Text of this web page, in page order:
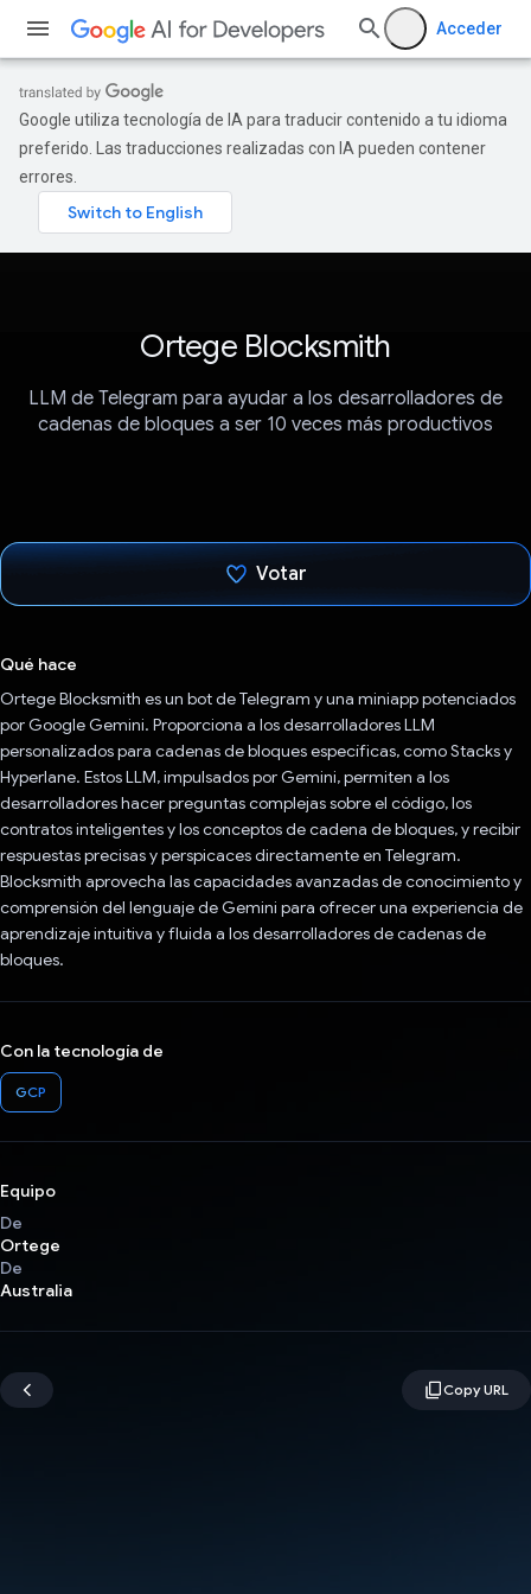
Acceder
Google utiliza tecnología de IA para traducir contenido a tu idioma
preferido. Las traducciones realizadas con IA pueden contener
errores.
Ortege Blocksmith
LLM de Telegram para ayudar a los desarrolladores de
cadenas de bloques a ser 10 veces más productivos
Votar
Qué hace
Ortege Blocksmith es un bot de Telegram y una miniapp potenciados
por Google Gemini. Proporciona a los desarrolladores LLM
personalizados para cadenas de bloques específicas, como Stacks y
Hyperlane. Estos LLM, impulsados por Gemini, permiten a los
desarrolladores hacer preguntas complejas sobre el código, los
contratos inteligentes y los conceptos de cadena de bloques, y recibir
respuestas precisas y perspicaces directamente en Telegram.
Blocksmith aprovecha las capacidades avanzadas de conocimiento y
comprensión del lenguaje de Gemini para ofrecer una experiencia de
aprendizaje intuitiva y fluida a los desarrolladores de cadenas de
bloques.
Con la tecnología de
GCP
Equipo
De
Ortege
De
Australia